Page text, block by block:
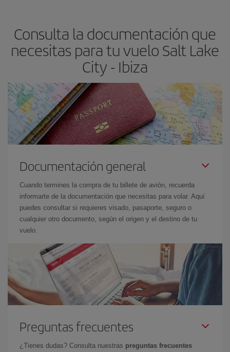
avión más baratos te saldrán. Además, si buscas los vuelos con
las fechas y los horarios del viaje un poco abiertos, podráselegir
el precio más barato.
Consulta la documentación que
necesitas para tu vuelo Salt Lake
City - Ibiza
Documentación general
Cuando termines la compra de tu billete de avión, recuerda
informarte de la documentación que necesitas para volar. Aquí
puedes consultar si requieres visado, pasaporte, seguro o
cualquier otro documento, según el origen y el destino de tu
vuelo.
Preguntas frecuentes
¿Tienes dudas? Consulta nuestras preguntas frecuentes